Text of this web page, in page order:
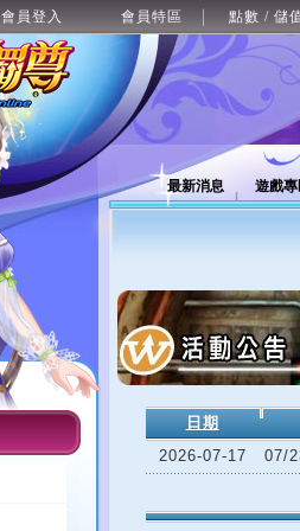
會員登入 會員特區 點數 / 儲
最新消息 遊戲
日期
2026-07-17
07/